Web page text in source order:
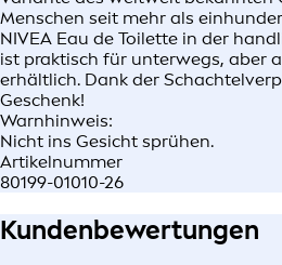
Menschen seit mehr als
NIVEA Eau de Toilette in der
ist praktisch für unterwegs, aber
erhältlich. Dank der
Geschenk!
Warnhinweis:
Nicht ins Gesicht sprühen.
Artikelnummer
80199-01010-26
Kundenbewertungen